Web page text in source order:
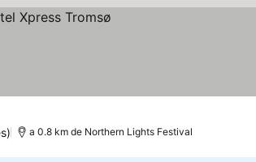
a 0.8 km de Northern Lights Festival